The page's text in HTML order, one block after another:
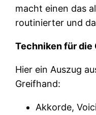
macht einen das
routinierter und
Techniken für die
Hier ein Auszug
Greifhand:
Akkorde,